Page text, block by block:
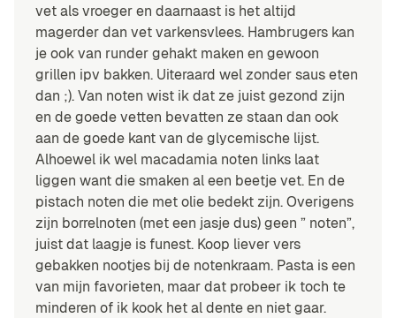
vet als vroeger en daarnaast is het altijd
magerder dan vet varkensvlees. Hambrugers kan
je ook van runder gehakt maken en gewoon
grillen ipv bakken. Uiteraard wel zonder saus eten
dan ;). Van noten wist ik dat ze juist gezond zijn
en de goede vetten bevatten ze staan dan ook
aan de goede kant van de glycemische lijst.
Alhoewel ik wel macadamia noten links laat
liggen want die smaken al een beetje vet. En de
pistach noten die met olie bedekt zijn. Overigens
zijn borrelnoten (met een jasje dus) geen ” noten”,
juist dat laagje is funest. Koop liever vers
gebakken nootjes bij de notenkraam. Pasta is een
van mijn favorieten, maar dat probeer ik toch te
minderen of ik kook het al dente en niet gaar.